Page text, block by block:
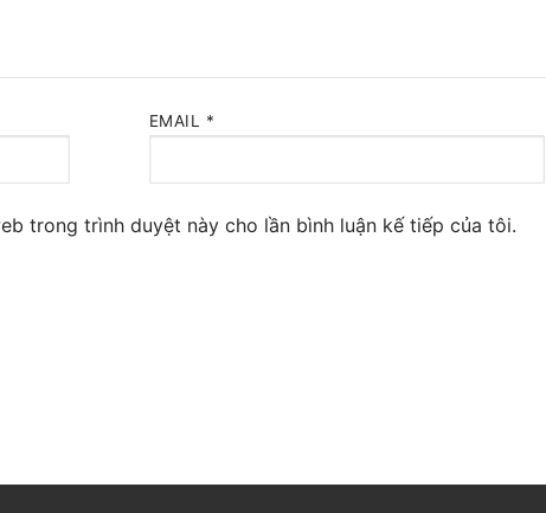
EMAIL *
trong trình duyệt này cho lần bình luận kế tiếp của tôi.